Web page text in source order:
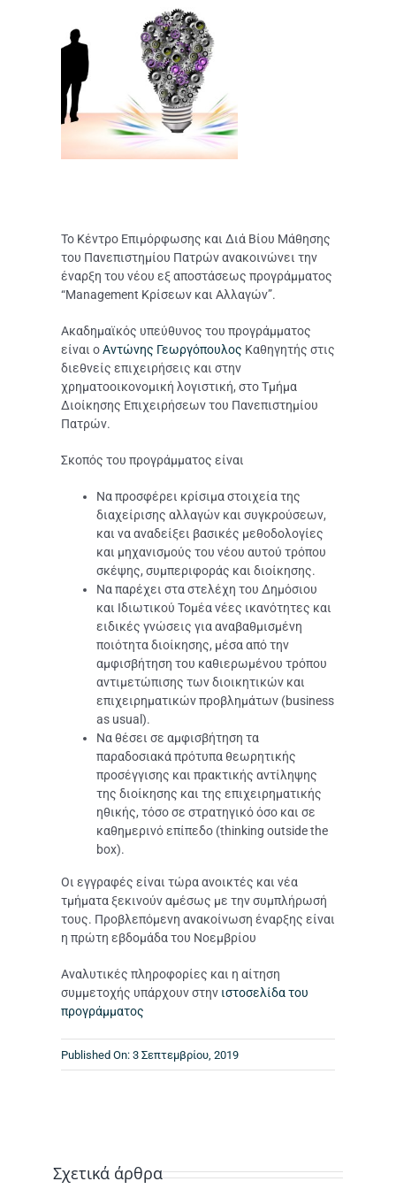
Το Κέντρο Επιμόρφωσης και Διά Βίου Μάθησης
του Πανεπιστημίου Πατρών ανακοινώνει την
έναρξη του νέου εξ αποστάσεως προγράμματος
“Management Κρίσεων και Αλλαγών”.
Ακαδημαϊκός υπεύθυνος του προγράμματος
είναι οΑντώνης Γεωργόπουλος Καθηγητής στις
διεθνείς επιχειρήσεις και στην
χρηματοοικονομική λογιστική, στο Τμήμα
Διοίκησης Επιχειρήσεων του Πανεπιστημίου
Πατρών.
Σκοπός του προγράμματος είναι
Να προσφέρει κρίσιμα στοιχεία της
διαχείρισης αλλαγών και συγκρούσεων,
και να αναδείξει βασικές μεθοδολογίες
και μηχανισμούς του νέου αυτού τρόπου
σκέψης, συμπεριφοράς και διοίκησης.
Να παρέχει στα στελέχη του Δημόσιου
και Ιδιωτικού Τομέα νέες ικανότητες και
ειδικές γνώσεις για αναβαθμισμένη
ποιότητα διοίκησης, μέσα από την
αμφισβήτηση του καθιερωμένου τρόπου
αντιμετώπισης των διοικητικών και
επιχειρηματικών προβλημάτων (business
as usual).
Να θέσει σε αμφισβήτηση τα
παραδοσιακά πρότυπα θεωρητικής
προσέγγισης και πρακτικής αντίληψης
της διοίκησης και της επιχειρηματικής
ηθικής, τόσο σε στρατηγικό όσο και σε
καθημερινό επίπεδο (thinking outside the
box).
Οι εγγραφές είναι τώρα ανοικτές και νέα
τμήματα ξεκινούν αμέσως με την συμπλήρωσή
τους. Προβλεπόμενη ανακοίνωση έναρξης είναι
η πρώτη εβδομάδα του Νοεμβρίου
Αναλυτικές πληροφορίες και η αίτηση
συμμετοχής υπάρχουν στην ιστοσελίδα του
προγράμματος
Published On: 3 Σεπτεμβρίου, 2019
Σχετικά άρθρα